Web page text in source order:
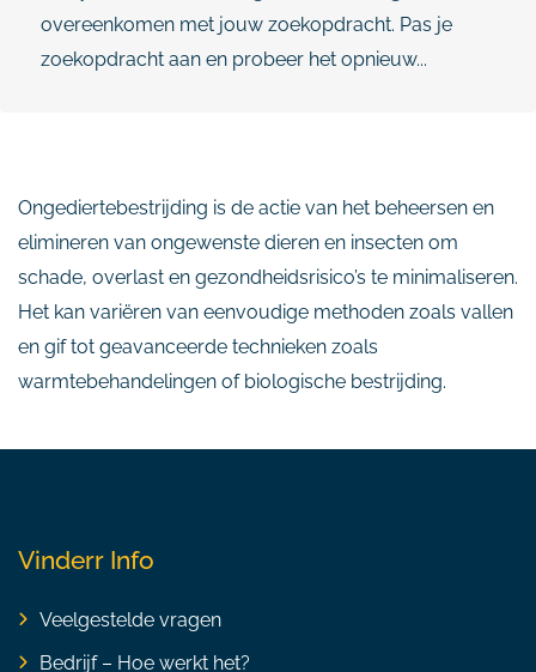
overeenkomen met jouw zoekopdracht. Pas je
zoekopdracht aan en probeer het opnieuw...
Ongediertebestrijding is de actie van het beheersen en
elimineren van ongewenste dieren en insecten om
schade, overlast en gezondheidsrisico’s te minimaliseren.
Het kan variëren van eenvoudige methoden zoals vallen
en gif tot geavanceerde technieken zoals
warmtebehandelingen of biologische bestrijding.
Vinderr Info
Veelgestelde vragen
Bedrijf – Hoe werkt het?